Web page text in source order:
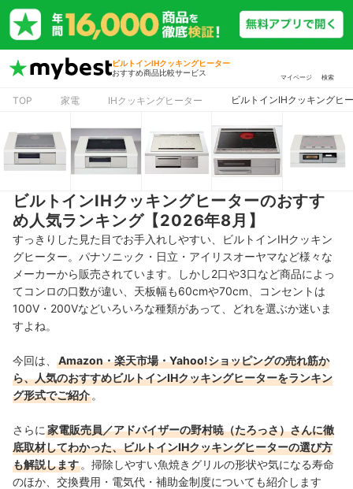
ビルトインIHクッキングヒーター
おすすめ商品比較サービス
マイページ 検索
TOP 家電 IHクッキングヒーター ビルトインIHクッキングヒ
ビルトインIHクッキングヒーターのおすす
め人気ランキング【2026年8月】
すっきりした見た目でお手入れしやすい、ビルトインIHクッキン
グヒーター。パナソニック・日立・アイリスオーヤマなど様々な
メーカーから販売されています。しかし2口や3口など商品によっ
てコンロの口数が違い、天板幅も60cmや70cm、コンセントは
100V・200Vなどいろいろな種類があって、どれを選ぶか迷いま
すよね。
今回は、
Amazon・楽天市場・Yahoo!ショッピングの売れ筋か
ら、人気のおすすめビルトインIHクッキングヒーターをランキン
グ形式でご紹介 。
さらに 家電販売員／アドバイザーの野村暁（たろっさ）さんに徹
底取材してわかった、ビルトインIHクッキングヒーターの選び方
も解説します 。掃除しやすい魚焼きグリルの形状や気になる寿命
のほか、交換費用・電気代・補助金制度についても紹介します